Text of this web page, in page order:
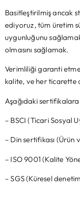
Basitleştirilmiş ancak
ediyoruz, tüm üretim
uygunluğunu
olmasını sağlamak.
Verimliliği garanti
kalite, ve her ticarette
Aşağıdaki
– BSCI (Ticari Sosyal
– Din sertifikası (Ürün
– ISO 9001 (Kalite
– SGS (Küresel